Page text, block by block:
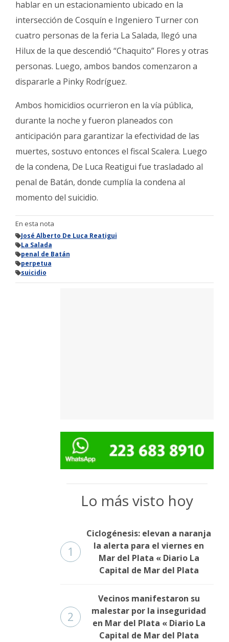
hablar en un estacionamiento ubicado en la
intersección de Cosquín e Ingeniero Turner con
cuatro personas de la feria La Salada, llegó una
Hilux de la que descendió “Chaquito” Flores y otras
personas. Luego, ambos bandos comenzaron a
dispararle a Pinky Rodríguez.
Ambos homicidios ocurrieron en la vía pública,
durante la noche y fueron planeados con
anticipación para garantizar la efectividad de las
muertes, sostuvo entonces el fiscal Scalera. Luego
de la condena, De Luca Reatigui fue trasladado al
penal de Batán, donde cumplía la condena al
momento del suicidio.
En esta nota
José Alberto De Luca Reatigui
La Salada
penal de Batán
perpetua
suicidio
Lo más visto hoy
1
Ciclogénesis: elevan a naranja
la alerta para el viernes en
Mar del Plata « Diario La
Capital de Mar del Plata
2
Vecinos manifestaron su
malestar por la inseguridad
en Mar del Plata « Diario La
Capital de Mar del Plata